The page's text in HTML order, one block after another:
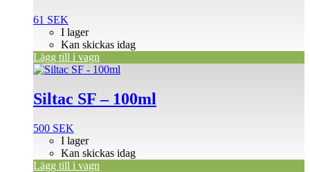
61 SEK
I lager
Kan skickas idag
Lägg till i vagn
Siltac SF – 100ml
500 SEK
I lager
Kan skickas idag
Lägg till i vagn